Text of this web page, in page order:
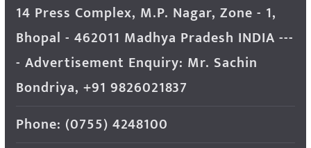
14 Press Complex, M.P. Nagar, Zone - 1,
Bhopal - 462011 Madhya Pradesh INDIA ---
- Advertisement Enquiry: Mr. Sachin
Bondriya, +91 9826021837
Phone: (0755) 4248100